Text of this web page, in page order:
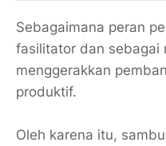
Sebagaimana peran
fasilitator dan sebagai
menggerakkan
produktif.
Oleh karena itu,